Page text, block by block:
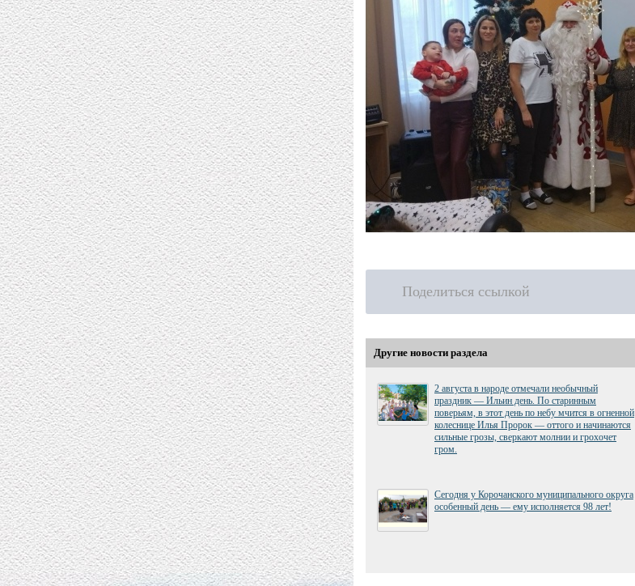
Поделиться ссылкой
Другие новости раздела
2 августа в народе отмечали необычный
праздник — Ильин день. По старинным
поверьям, в этот день по небу мчится в огненной
колеснице Илья Пророк — оттого и начинаются
сильные грозы, сверкают молнии и грохочет
гром.
Сегодня у Корочанского муниципального округа
особенный день — ему исполняется 98 лет!